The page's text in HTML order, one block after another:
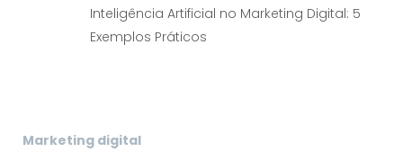
Inteligência Artificial no Marketing Digital: 5
Exemplos Práticos
Marketing digital